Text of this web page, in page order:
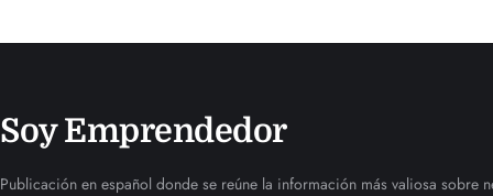
Soy Emprendedor
Publicación en español donde se reúne la información más valiosa sobre